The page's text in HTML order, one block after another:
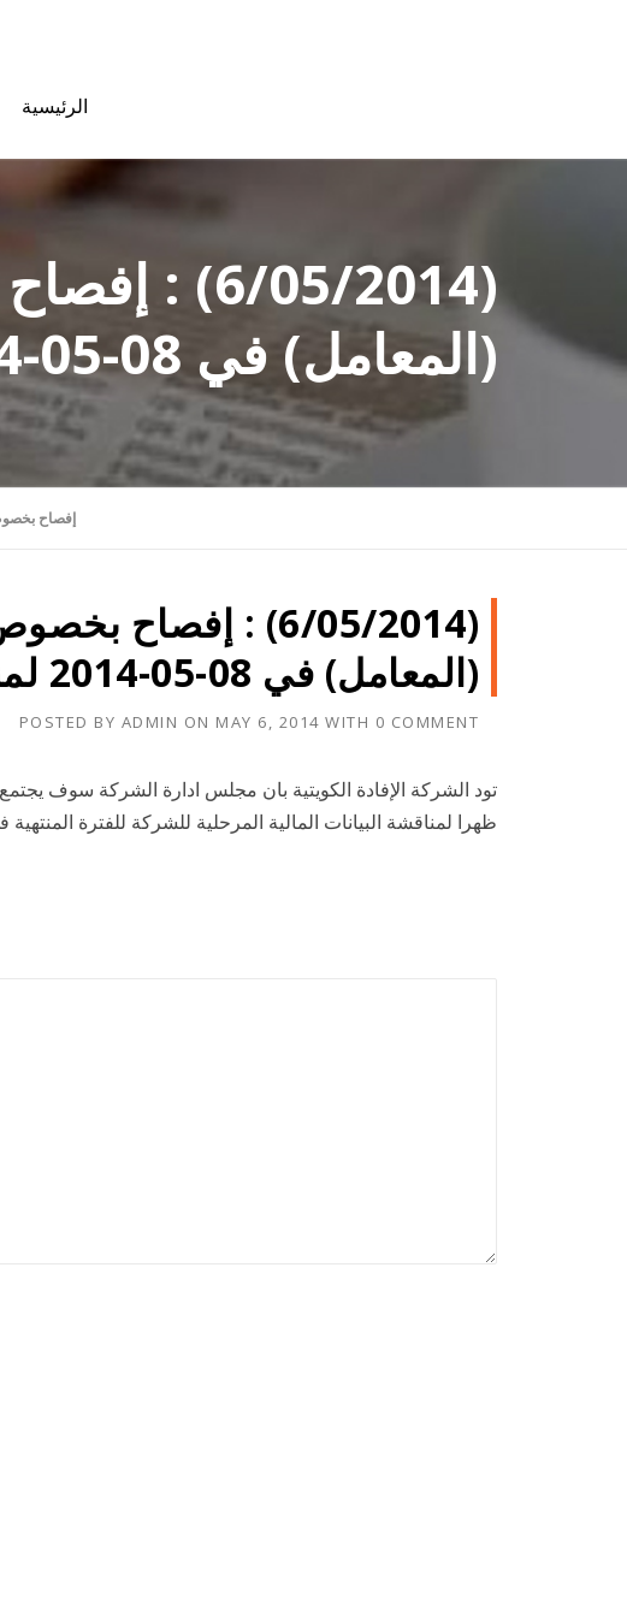
الرئيسية
(6/05/
(المعامل) في 08-05-2014 لمناقشة بيانات 31-03-2014
(6/05/2014) : إفصاح
(6/05/2014) :
(المعامل) في 08-05-2014 لمناقشة بيانات 31-03-2014
POSTED BY ADMIN ON MAY 6, 2014 WITH 0 COMMENT
ظهرا لمناقشة البيانات المالية المرحلية للشركة للفترة المنتهية فى 31-03-